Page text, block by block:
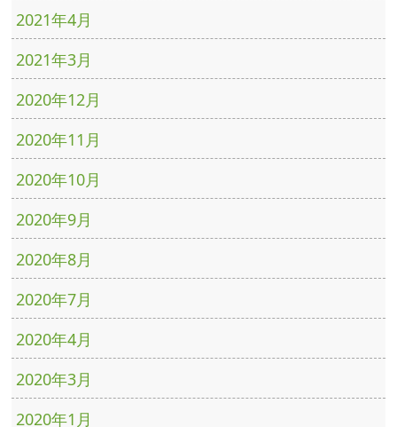
2021年4月
2021年3月
2020年12月
2020年11月
2020年10月
2020年9月
2020年8月
2020年7月
2020年4月
2020年3月
2020年1月